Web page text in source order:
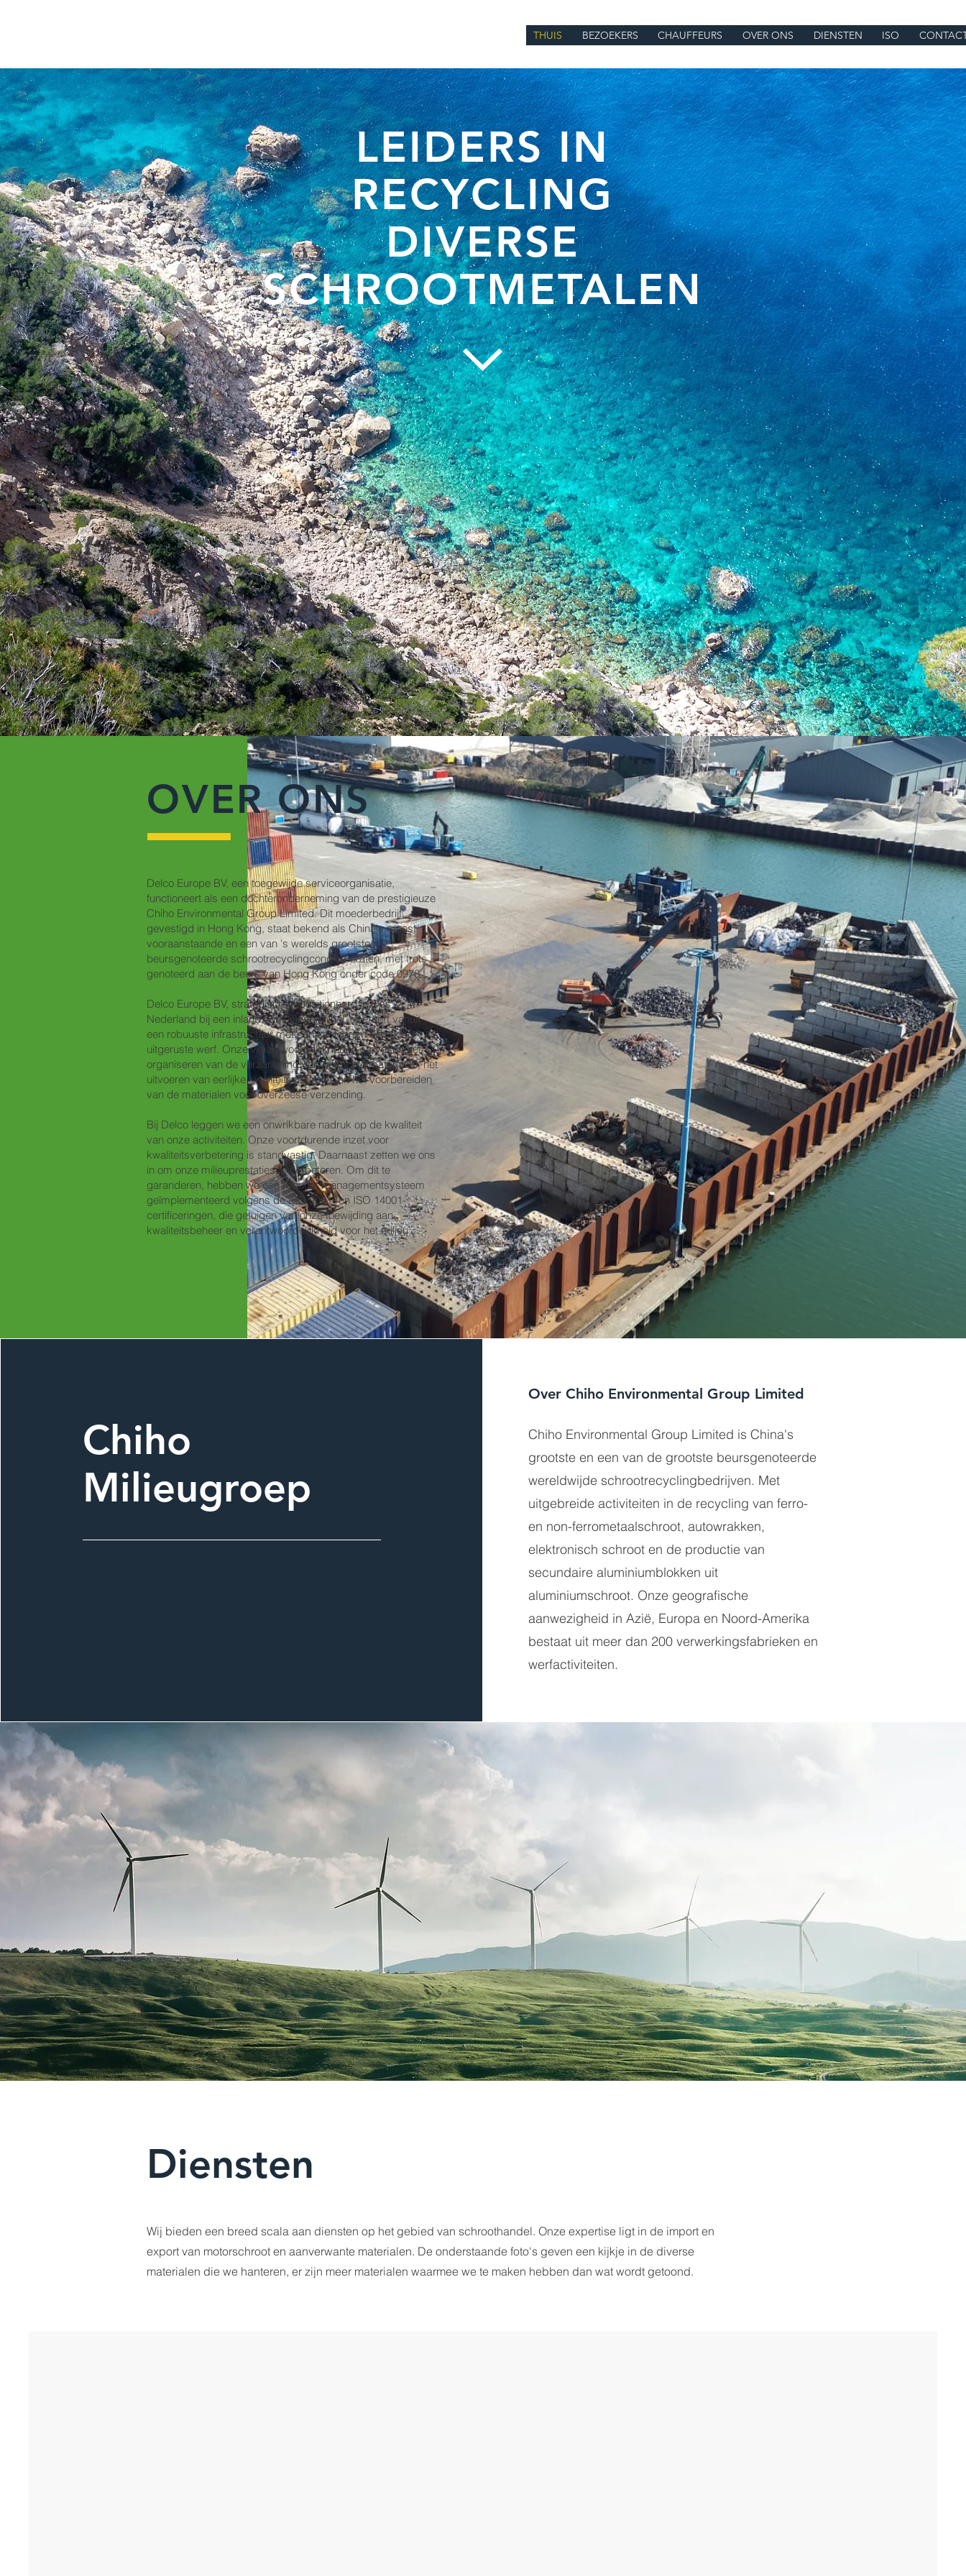
THUIS BEZOEKERS CHAUFFEURS OVER ONS DIENSTEN ISO
LEIDERS IN
RECYCLING
DIVERSE
SCHROOTMETALEN
OVER ONS
Delco Europe BV, een toegewijde serviceorganisatie,
functioneert als een dochteronderneming van de prestigieuze
Chiho Environmental Group Limited. Dit moederbedrijf,
gevestigd in Hong Kong, staat bekend als China's meest
vooraanstaande en een van 's werelds grootste
beursgenoteerde schrootrecyclingconglomeraten, met trots
genoteerd aan de beurs van Hong Kong onder code 0976.
Delco Europe BV, strategisch gepositioneerd in Oss,
Nederland bij een inland containerterminal, opereert vanuit
een robuuste infrastructuur met een kantoor en een goed
uitgeruste werf. Onze verantwoordelijkheden omvatten het
organiseren van de verzameling van gekochte materialen, het
uitvoeren van eerlijke kwaliteitscontroles en het voorbereiden
van de materialen voor overzeese verzending.
Bij Delco leggen we een onwrikbare nadruk op de kwaliteit
van onze activiteiten. Onze voortdurende inzet voor
kwaliteitsverbetering is standvastig. Daarnaast zetten we ons
in om onze milieuprestaties te verbeteren. Om dit te
garanderen, hebben we een robuust managementsysteem
geïmplementeerd volgens de ISO 9001- en ISO 14001-
certificeringen, die getuigen van onze toewijding aan
kwaliteitsbeheer en verantwoordelijkheid voor het milieu.
Chiho
Milieugroep
Over Chiho Environmental Group Limited
Chiho Environmental Group Limited is China's
grootste en een van de grootste beursgenoteerde
wereldwijde schrootrecyclingbedrijven. Met
uitgebreide activiteiten in de recycling van ferro-
en non-ferrometaalschroot, autowrakken,
elektronisch schroot en de productie van
secundaire aluminiumblokken uit
aluminiumschroot. Onze geografische
aanwezigheid in Azië, Europa en Noord-Amerika
bestaat uit meer dan 200 verwerkingsfabrieken en
werfactiviteiten.
Diensten
Wij bieden een breed scala aan diensten op het gebied van schroothandel. Onze expertise ligt in de import en
export van motorschroot en aanverwante materialen. De onderstaande foto's geven een kijkje in de diverse
materialen die we hanteren, er zijn meer materialen waarmee we te maken hebben dan wat wordt getoond.